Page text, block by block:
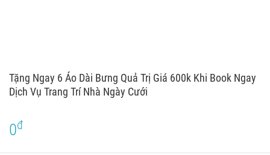
Tặng Ngay 6 Áo Dài Bưng Quả Trị Giá 600k Khi Book Ngay
Dịch Vụ Trang Trí Nhà Ngày Cưới
0đ